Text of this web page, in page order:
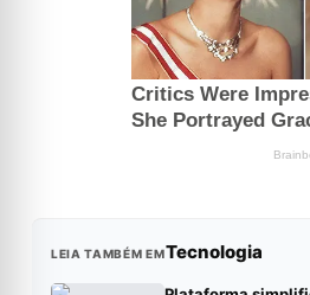
LEIA TAMBÉM EMTecnologia